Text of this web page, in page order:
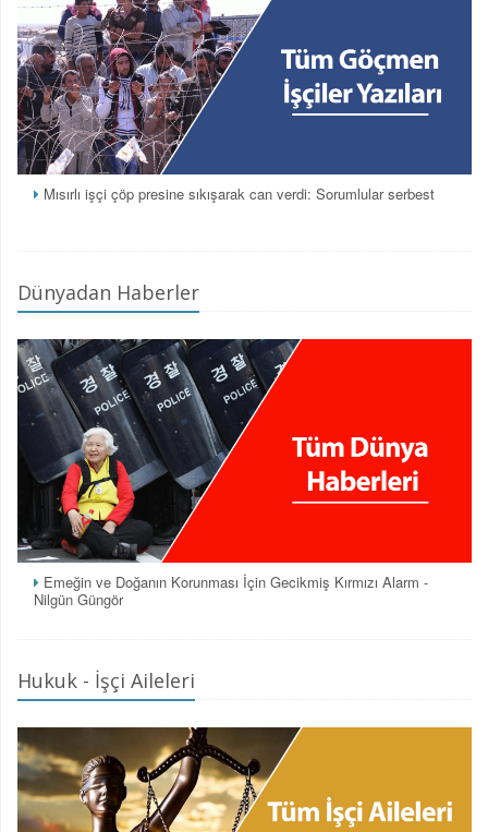
Mısırlı işçi çöp presine sıkışarak can verdi: Sorumlular serbest
Dünyadan Haberler
Emeğin ve Doğanın Korunması İçin Gecikmiş Kırmızı Alarm -
Nilgün Güngör
Hukuk - İşçi Aileleri